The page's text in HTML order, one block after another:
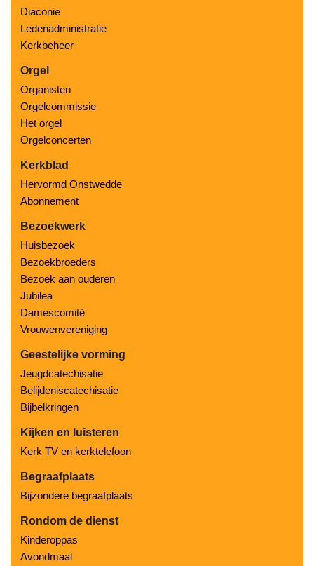
Diaconie
Ledenadministratie
Kerkbeheer
Orgel
Organisten
Orgelcommissie
Het orgel
Orgelconcerten
Kerkblad
Hervormd Onstwedde
Abonnement
Bezoekwerk
Huisbezoek
Bezoekbroeders
Bezoek aan ouderen
Jubilea
Damescomité
Vrouwenvereniging
Geestelijke vorming
Jeugdcatechisatie
Belijdeniscatechisatie
Bijbelkringen
Kijken en luisteren
Kerk TV en kerktelefoon
Begraafplaats
Bijzondere begraafplaats
Rondom de dienst
Kinderoppas
Avondmaal